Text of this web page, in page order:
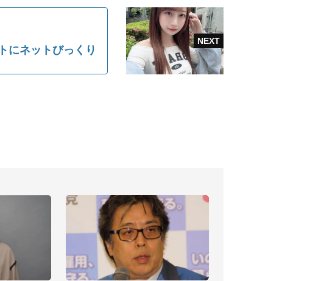
にネットびっくり